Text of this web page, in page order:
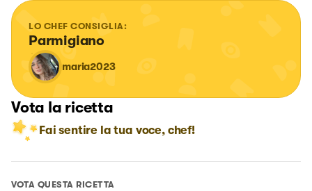
LO CHEF CONSIGLIA:
Parmigiano
maria2023
Vota la ricetta
Fai sentire la tua voce, chef!
VOTA QUESTA RICETTA